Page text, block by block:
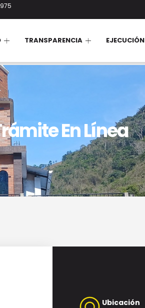
TRANSPARENCIA
En Línea
Ubicación